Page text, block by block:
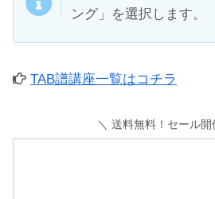
ング」を選択します。
TAB譜講座一覧はコチラ
＼ 送料無料！セール開